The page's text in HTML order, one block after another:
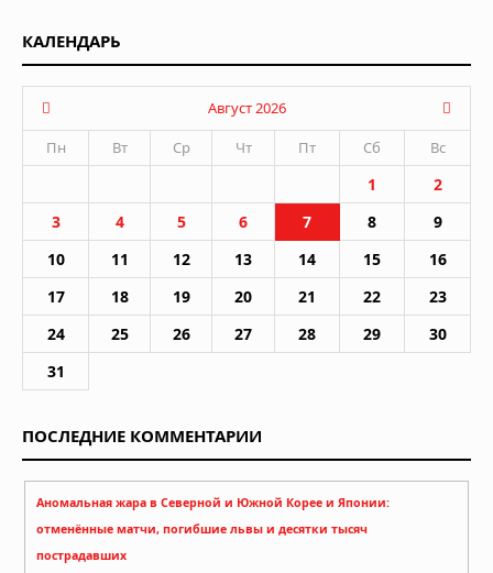
КАЛЕНДАРЬ
Август 2026
Пн
Вт Ср Чт Пт Сб Вс
1
2
3
4 5 6 7 8
9
10
11 12 13 14 15
16
17
18 19 20 21 22
23
24
25 26 27 28 29
30
31
ПОСЛЕДНИЕ КОММЕНТАРИИ
Аномальная жара в Северной и Южной Корее и Японии:
отменённые матчи, погибшие львы и десятки тысяч
пострадавших